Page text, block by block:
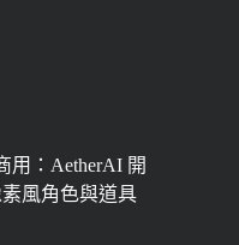
用：AetherAI 開
風角色與道具